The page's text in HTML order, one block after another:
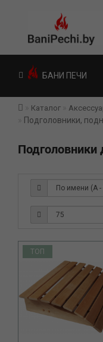
БАНИ ПЕЧИ
Каталог
Подголовники,
Подголовники
ТОП